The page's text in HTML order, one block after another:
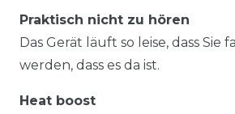
Praktisch nicht zu hören
Das Gerät läuft so leise, dass Sie
werden, dass es da ist.
Heat boost